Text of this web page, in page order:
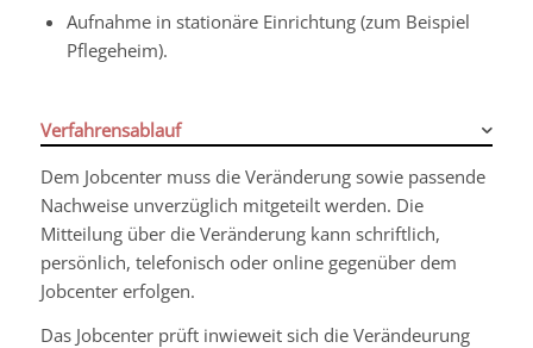
Aufnahme in stationäre Einrichtung (zum Beispiel
Pflegeheim).
Verfahrensablauf
Dem Jobcenter muss die Veränderung sowie passende
Nachweise unverzüglich mitgeteilt werden. Die
Mitteilung über die Veränderung kann schriftlich,
persönlich, telefonisch oder online gegenüber dem
Jobcenter erfolgen.
Das Jobcenter prüft inwieweit sich die Verändeurung